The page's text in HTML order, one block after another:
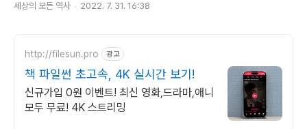
세상의 모든 역사 2022. 7. 31. 16:38
http://filesun.pro 광고
책 파일썬 초고속, 4K 실시간 보기!
신규가입 0원 이벤트! 최신 영화,드라마,애니
모두 무료! 4K 스트리밍